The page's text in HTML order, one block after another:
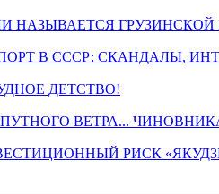
НАЗЫВАЕТСЯ ГРУЗИНСКОЙ
В СССР: СКАНДАЛЫ,
ДЕТСТВО!
ВЕТРА...
РИСК